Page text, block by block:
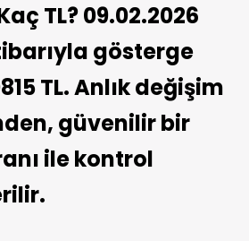
TL? 09.02.2026
gösterge
TL. Anlık değişim
güvenilir bir
ile kontrol